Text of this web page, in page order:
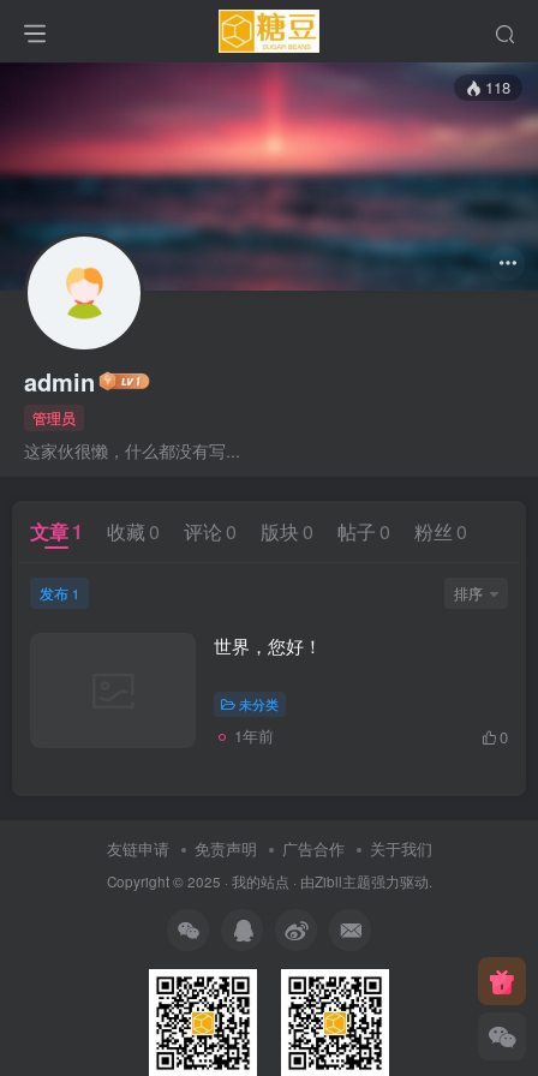
118
admin
管理员
这家伙很懒，什么都没有写...
文章1 收藏 0 评论 0 版块 0 帖子 0 粉丝 0
发布 1 排序
世界，您好！
未分类
1年前 0
友链申请 免责声明 广告合作 关于我们
Copyright © 2025 · 我的站点 · 由Zibll主题强力驱动.